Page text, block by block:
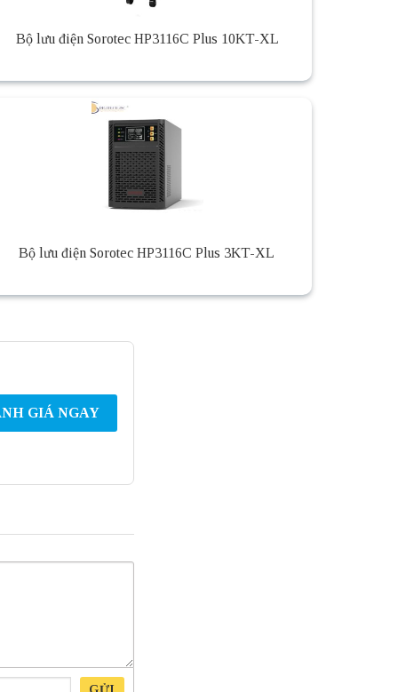
Bộ lưu điện Sorotec HP3116C Plus 10KT-XL
Bộ lưu điện Sorotec HP3116C Plus 3KT-XL
GIÁ NGAY